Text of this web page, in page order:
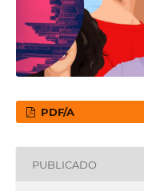
PDF/A
PUBLICADO